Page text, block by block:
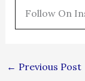
Follow On
← Previous Post